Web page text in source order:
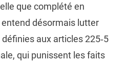
que complété en
désormais lutter
aux articles 225‑5
qui punissent les faits